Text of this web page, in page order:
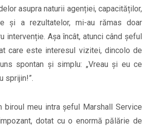
asupra naturii agenției, capacităților,
și a rezultatelor, mi-au rămas doar
intervenție. Așa încât, atunci când șeful
care este interesul vizitei, dincolo de
spontan și simplu: „Vreau și eu ce
sprijin!”.
biroul meu intra șeful Marshall Service
dotat cu o enormă pălărie de